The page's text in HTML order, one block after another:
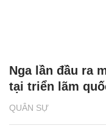
QUÂN SỰ
Nga lần đầu ra
tại triển lãm